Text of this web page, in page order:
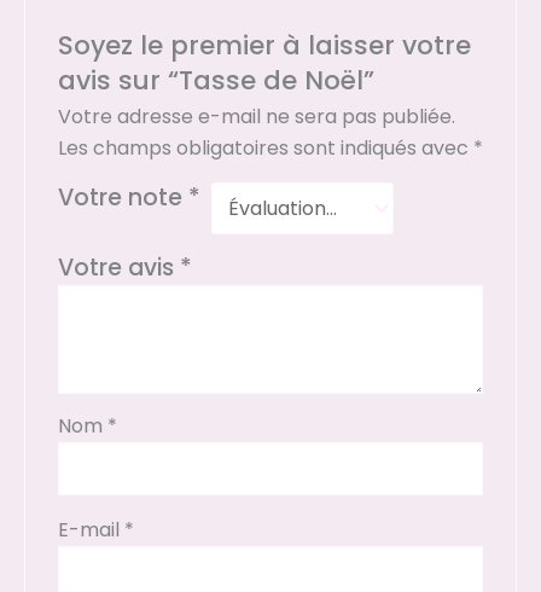
Soyez le premier à laisser votre
avis sur “Tasse de Noël”
Votre adresse e-mail ne sera pas publiée.
Les champs obligatoires sont indiqués avec *
Votre note *
Votre avis *
Nom *
E-mail *